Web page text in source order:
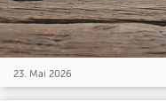
23. Mai 2026